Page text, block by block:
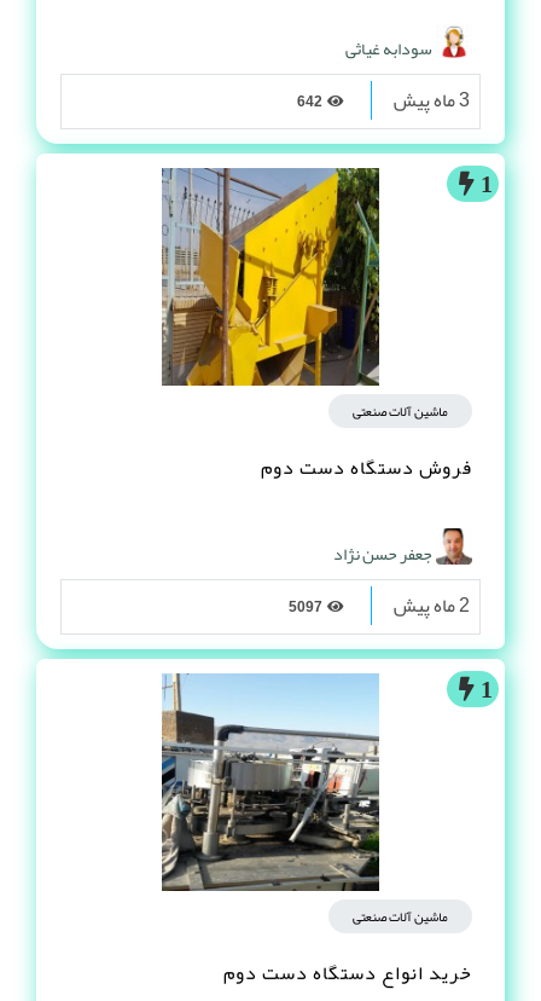
سودابه غیاثی
3 ماه پیش
1
ماشین آلات صنعتی
فروش دستگاه دست دوم
جعفر حسن نژاد
2 ماه پیش
1
ماشین آلات صنعتی
خرید انواع دستگاه دست دوم